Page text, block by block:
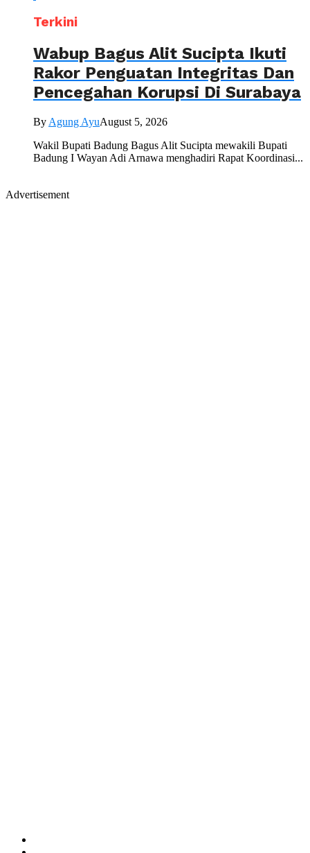
Terkini
Wabup Bagus Alit Sucipta Ikuti
Rakor Penguatan Integritas Dan
Pencegahan Korupsi Di Surabaya
By Agung AyuAugust 5, 2026
Wakil Bupati Badung Bagus Alit Sucipta mewakili Bupati
Badung I Wayan Adi Arnawa menghadiri Rapat Koordinasi...
Advertisement